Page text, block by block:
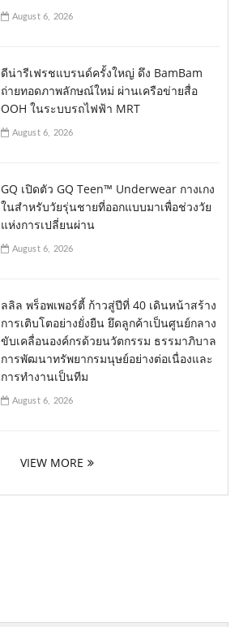
August 6, 2026
ดีน่ารีเฟรชแบรนด์ครั้งใหญ่ ดึง BamBam
ถ่ายทอดภาพลักษณ์ใหม่ ผ่านเครือข่ายสื่อ
OOH ในระบบรถไฟฟ้า MRT
August 6, 2026
GQ เปิดตัว GQ Teen™ Underwear กางเกง
ในสำหรับวัยรุ่นชายที่ออกแบบมาเพื่อช่วงวัย
แห่งการเปลี่ยนผ่าน
August 6, 2026
ลลิล พร็อพเพอร์ตี้ ก้าวสู่ปีที่ 40 เดินหน้าสร้าง
การเติบโตอย่างยั่งยืน ยึดลูกค้าเป็นศูนย์กลาง
ขับเคลื่อนองค์กรด้วยนวัตกรรม ธรรมาภิบาล
การพัฒนาทรัพยากรมนุษย์อย่างต่อเนื่องและ
การทำงานเป็นทีม
August 6, 2026
VIEW MORE